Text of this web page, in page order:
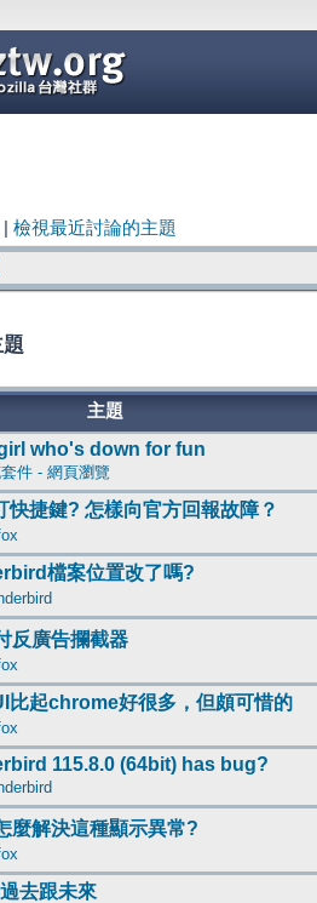
檢視最近討論的主題
主題
who's down for fun
件 - 網頁瀏覽
快捷鍵? 怎樣向官方回報故障？
檔案位置改了嗎?
反廣告攔截器
比起chrome好很多，但頗可惜的
115.8.0 (64bit) has bug?
麼解決這種顯示異常?
去跟未來